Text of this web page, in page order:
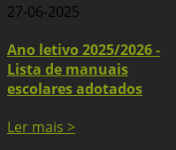
27-06-2025
Ano letivo 2025/2026 -
Lista de manuais
escolares adotados
Ler mais >